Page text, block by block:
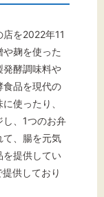
を2022年11
麹を使った
発酵調味料や
食品を現代の
使ったり、
、1つのお弁
て、腸を元気
を提供してい
供しており